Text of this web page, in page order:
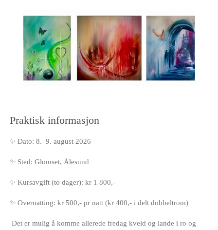
Praktisk informasjon
✨ Dato: 8.–9. august 2026
✨ Sted: Glomset, Ålesund
✨ Kursavgift (to dager): kr 1 800,-
✨ Overnatting: kr 500,- pr natt (kr 400,- i delt dobbeltrom)
Det er mulig å komme allerede fredag kveld og lande i ro og